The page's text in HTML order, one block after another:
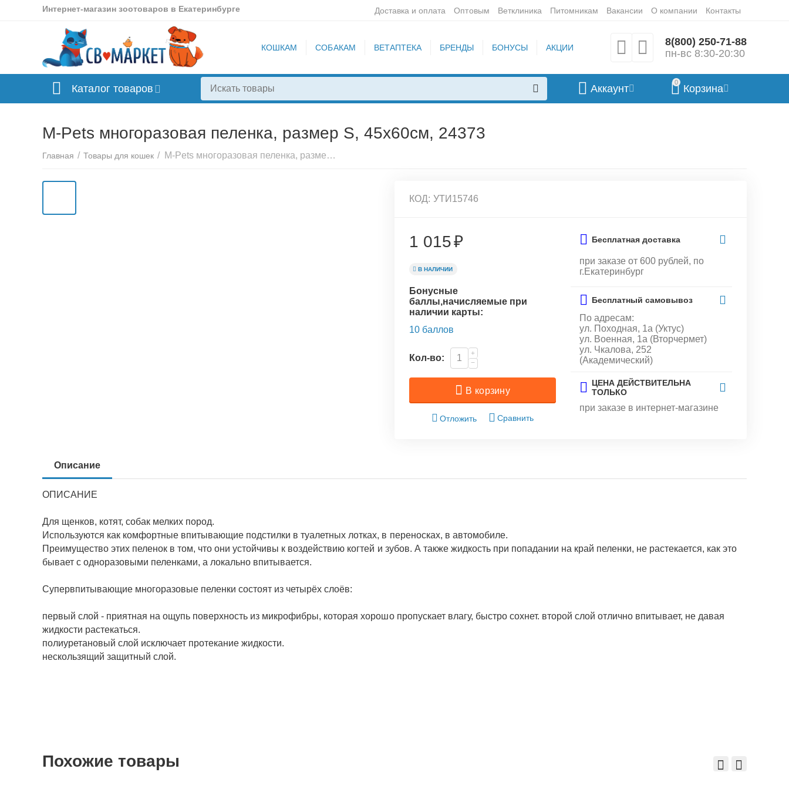
Интернет-магазин зоотоваров в Екатеринбурге Доставка и оплата Оптовым Ветклиника Питомникам Вакансии О компании Контакты
КОШКАМ СОБАКАМ ВЕТАПТЕКА БРЕНДЫ БОНУСЫ АКЦИИ
8(800) 250-71-88
пн-вс 8:30-20:30
Каталог товаров
0
Корзина
Аккаунт
M-Pets многоразовая пеленка, размер S, 45х60см, 24373
Главная / Товары для кошек / M-Pets многоразовая пеленка, размер S, 45х60см, 24373
КОД: УТИ15746
1 015₽
В НАЛИЧИИ
Бонусные
баллы,начисляемые при
наличии карты:
10 баллов
Кол-во:
+
−
В корзину
Отложить Сравнить
Бесплатная доставка
при заказе от 600 рублей, по
г.Екатеринбург
Бесплатный самовывоз
По адресам:
ул. Походная, 1а (Уктус)
ул. Военная, 1а (Вторчермет)
ул. Чкалова, 252
(Академический)
ЦЕНА ДЕЙСТВИТЕЛЬНА
ТОЛЬКО
при заказе в интернет-магазине
Описание
ОПИСАНИЕ
Для щенков, котят, собак мелких пород.
Используются как комфортные впитывающие подстилки в туалетных лотках, в переносках, в автомобиле.
Преимущество этих пеленок в том, что они устойчивы к воздействию когтей и зубов. А также жидкость при попадании на край пеленки, не растекается, как это
бывает с одноразовыми пеленками, а локально впитывается.
Супервпитывающие многоразовые пеленки состоят из четырёх слоёв:
первый слой - приятная на ощупь поверхность из микрофибры, которая хорошо пропускает влагу, быстро сохнет. второй слой отлично впитывает, не давая
жидкости растекаться.
полиуретановый слой исключает протекание жидкости.
нескользящий защитный слой.
Похожие товары